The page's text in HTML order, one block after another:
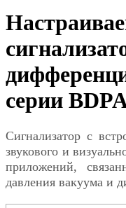
серии
Сигнализатор с
звукового и
приложений,
давления вакуума и